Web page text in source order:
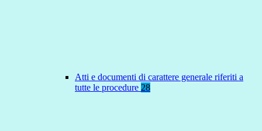
Atti e documenti di carattere generale riferiti a
tutte le procedure 28